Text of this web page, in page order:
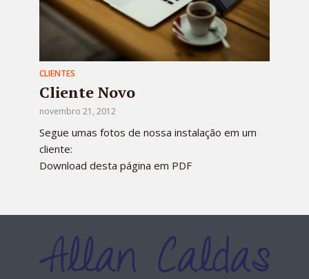
CLIENTES
Cliente Novo
novembro 21, 2012
Segue umas fotos de nossa instalação em um
cliente:
Download desta página em PDF